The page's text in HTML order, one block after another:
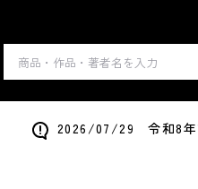
2026/07/29 令和8年